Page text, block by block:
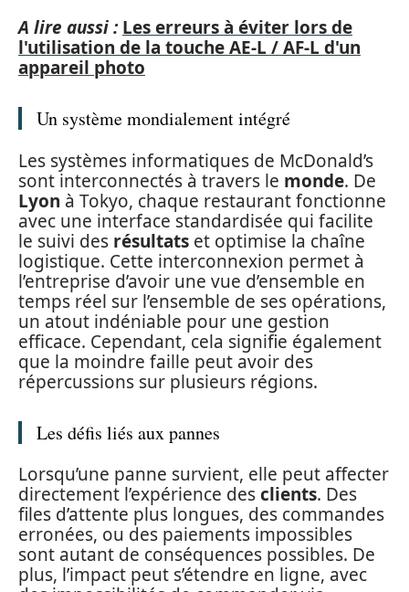
A lire aussi : Les erreurs à éviter lors de
l'utilisation de la touche AE-L / AF-L d'un
appareil photo
Un système mondialement intégré
Les systèmes informatiques de McDonald’s
sont interconnectés à travers le monde. De
Lyon à Tokyo, chaque restaurant fonctionne
avec une interface standardisée qui facilite
le suivi des résultats et optimise la chaîne
logistique. Cette interconnexion permet à
l’entreprise d’avoir une vue d’ensemble en
temps réel sur l’ensemble de ses opérations,
un atout indéniable pour une gestion
efficace. Cependant, cela signifie également
que la moindre faille peut avoir des
répercussions sur plusieurs régions.
Les défis liés aux pannes
Lorsqu’une panne survient, elle peut affecter
directement l’expérience desclients. Des
files d’attente plus longues, des commandes
erronées, ou des paiements impossibles
sont autant de conséquences possibles. De
plus, l’impact peut s’étendre en ligne, avec